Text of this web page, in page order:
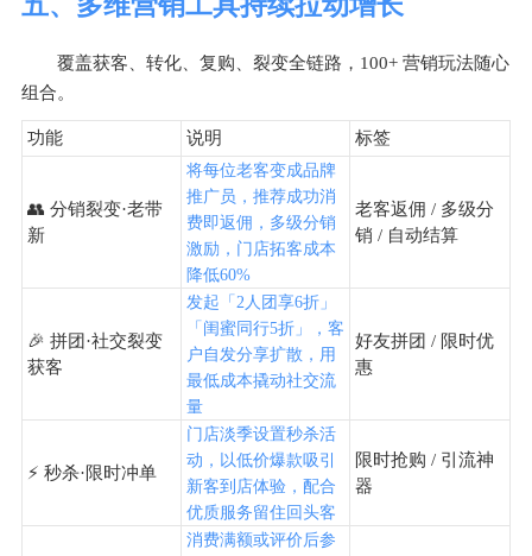
覆盖获客、转化、复购、裂变全链路，100+ 营销玩法随心
组合。
功能 说明 标签
👥 分销裂变·老带
新
将每位老客变成品牌
推广员，推荐成功消
费即返佣，多级分销
激励，门店拓客成本
降低60%
老客返佣 / 多级分
销 / 自动结算
🎉 拼团·社交裂变
获客
发起「2人团享6折」
「闺蜜同行5折」，客
户自发分享扩散，用
最低成本撬动社交流
量
好友拼团 / 限时优
惠
⚡ 秒杀·限时冲单
门店淡季设置秒杀活
动，以低价爆款吸引
新客到店体验，配合
优质服务留住回头客
限时抢购 / 引流神
器
消费满额或评价后参